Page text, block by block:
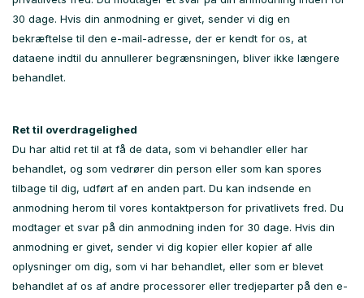
30 dage. Hvis din anmodning er givet, sender vi dig en
bekræftelse til den e-mail-adresse, der er kendt for os, at
dataene indtil du annullerer begrænsningen, bliver ikke længere
behandlet.
Ret til overdragelighed
Du har altid ret til at få de data, som vi behandler eller har
behandlet, og som vedrører din person eller som kan spores
tilbage til dig, udført af en anden part. Du kan indsende en
anmodning herom til vores kontaktperson for privatlivets fred. Du
modtager et svar på din anmodning inden for 30 dage. Hvis din
anmodning er givet, sender vi dig kopier eller kopier af alle
oplysninger om dig, som vi har behandlet, eller som er blevet
behandlet af os af andre processorer eller tredjeparter på den e-